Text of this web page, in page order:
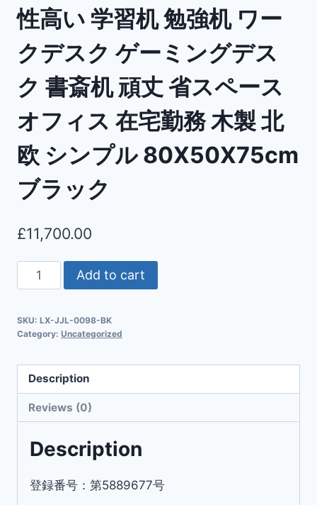
性高い 学習机 勉強机 ワー
クデスク ゲーミングデス
ク 書斎机 頑丈 省スペース
オフィス 在宅勤務 木製 北
欧 シンプル 80X50X75cm
ブラック
£11,700.00
Add to cart
SKU: LX-JJL-0098-BK
Category: Uncategorized
Description
Reviews (0)
Description
登録番号：第5889677号